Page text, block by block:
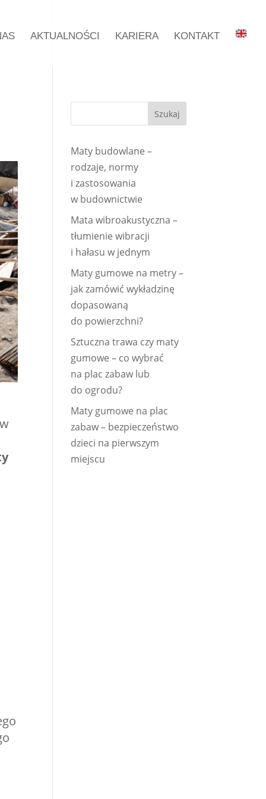
AKTUALNOŚCI KARIERA KONTAKT
Maty budowlane –
rodzaje, normy
i zastosowania
w budownictwie
Mata wibroakustyczna –
tłumienie wibracji
i hałasu w jednym
Maty gumowe na metry –
jak zamówić wykładzinę
dopasowaną
do powierzchni?
Sztuczna trawa czy maty
gumowe – co wybrać
na plac zabaw lub
do ogrodu?
Maty gumowe na plac
zabaw – bezpieczeństwo
dzieci na pierwszym
miejscu